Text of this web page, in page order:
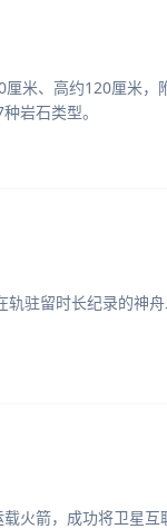
米、高约120厘米，
岩石类型。
驻留时长纪录的神
火箭，成功将卫星